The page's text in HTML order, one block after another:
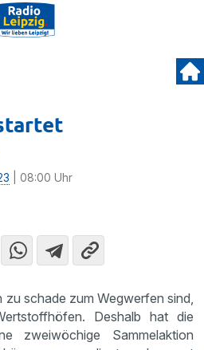
| 08:00 Uhr
zu schade zum Wegwerfen sind,
Deshalb hat die
zweiwöchige Sammelaktion